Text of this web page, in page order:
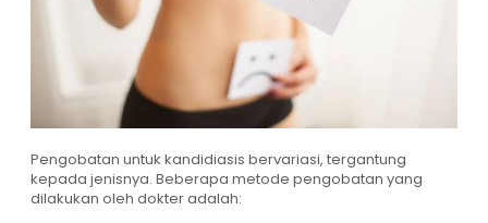
Pengobatan untuk kandidiasis bervariasi, tergantung
kepada jenisnya. Beberapa metode pengobatan yang
dilakukan oleh dokter adalah: